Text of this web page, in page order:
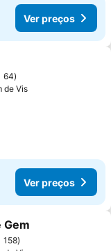
Ver preços
favoritos
64
de Vis
Ver preços
favoritos
Gem
158